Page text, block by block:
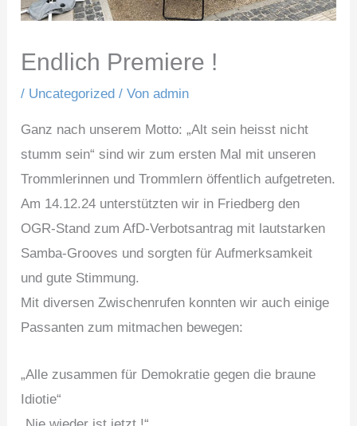
Endlich Premiere !
/ Uncategorized / Vonadmin
Ganz nach unserem Motto: „Alt sein heisst nicht
stumm sein“ sind wir zum ersten Mal mit unseren
Trommlerinnen und Trommlern öffentlich aufgetreten.
Am 14.12.24 unterstützten wir in Friedberg den
OGR-Stand zum AfD-Verbotsantrag mit lautstarken
Samba-Grooves und sorgten für Aufmerksamkeit
und gute Stimmung.
Mit diversen Zwischenrufen konnten wir auch einige
Passanten zum mitmachen bewegen:
„Alle zusammen für Demokratie gegen die braune
Idiotie“